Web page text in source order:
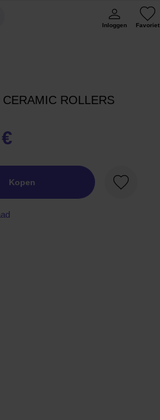
Inloggen Favoriet
ROLLERS
Kopen
Favoriet